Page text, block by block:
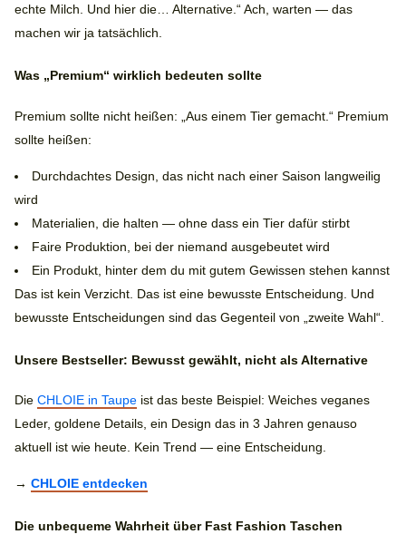
echte Milch. Und hier die… Alternative.“ Ach, warten — das
machen wir ja tatsächlich.
Was „Premium“ wirklich bedeuten sollte
Premium sollte nicht heißen: „Aus einem Tier gemacht.“ Premium
sollte heißen:
Durchdachtes Design, das nicht nach einer Saison langweilig
wird
Materialien, die halten — ohne dass ein Tier dafür stirbt
Faire Produktion, bei der niemand ausgebeutet wird
Ein Produkt, hinter dem du mit gutem Gewissen stehen kannst
Das ist kein Verzicht. Das ist eine bewusste Entscheidung. Und
bewusste Entscheidungen sind das Gegenteil von „zweite Wahl“.
Unsere Bestseller: Bewusst gewählt, nicht als Alternative
Die CHLOIE in Taupe ist das beste Beispiel: Weiches veganes
Leder, goldene Details, ein Design das in 3 Jahren genauso
aktuell ist wie heute. Kein Trend — eine Entscheidung.
→ CHLOIE entdecken
Die unbequeme Wahrheit über Fast Fashion Taschen